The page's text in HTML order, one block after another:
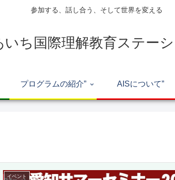
参加する、話し合う、そして世界を変える
いち国際理解教育ステー
プログラムの紹介” AISについて”
イベント